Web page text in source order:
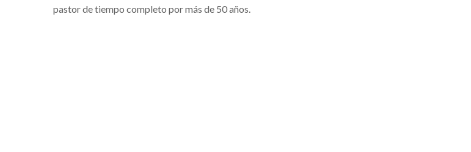
pastor de tiempo completo por más de 50 años.